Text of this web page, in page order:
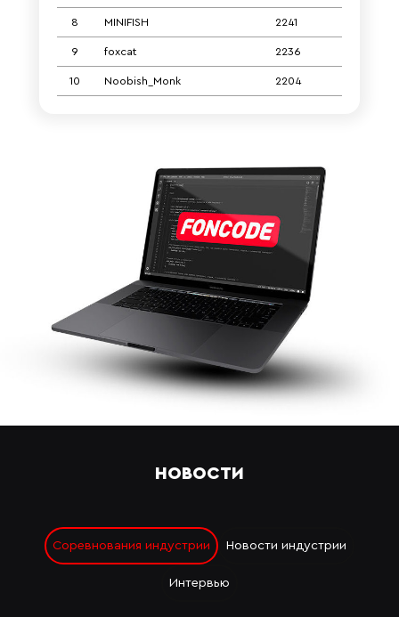
8 MINIFISH 2241
9 foxcat 2236
10 Noobish_Monk 2204
НОВОСТИ
Соревнования индустрии Новости индустрии
Интервью